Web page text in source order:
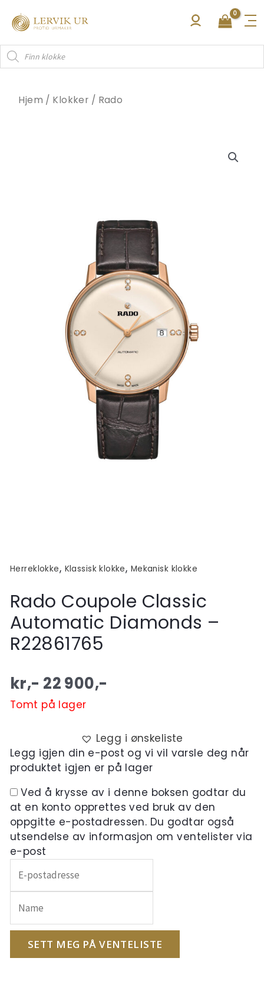
rett
innholdet
Products
search
Hjem / Klokker / Rado
Herreklokke, Klassisk klokke, Mekanisk klokke
Rado Coupole Classic
Automatic Diamonds –
R22861765
kr,- 22 900,-
Tomt på lager
Legg i ønskeliste
Legg igjen din e-post og vi vil varsle deg når
produktet igjen er på lager
Ved å krysse av i denne boksen godtar du
at en konto opprettes ved bruk av den
oppgitte e-postadressen. Du godtar også
utsendelse av informasjon om ventelister via
e-post
inn
e-
postadressen
din
SETT MEG PÅ VENTELISTE